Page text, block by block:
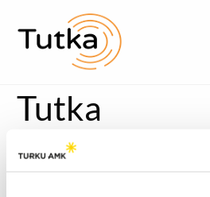
Tutka
Katso kuvareportaasi tästä.
Tämä on neljäs osa juttusarjaa,